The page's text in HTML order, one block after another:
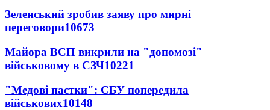
Зеленський зробив заяву про мирні
переговори10673
Майора ВСП викрили на "допомозі"
військовому в СЗЧ10221
"Медові пастки": СБУ попередила
військових10148